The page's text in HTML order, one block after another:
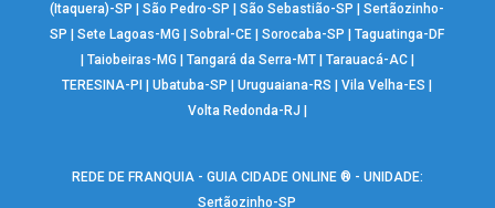
(Itaquera)-SP
|São Pedro-SP |São Sebastião-SP |Sertãozinho-
SP
|Sete Lagoas-MG |Sobral-CE |Sorocaba-SP |Taguatinga-DF
Taiobeiras-MG Tangará da Serra-MT| Tarauacá-AC|
TERESINA-PI
|Ubatuba-SP |Uruguaiana-RS |Vila Velha-ES
Volta Redonda-RJ
REDE DE FRANQUIA - GUIA CIDADE ONLINE ® - UNIDADE:
Sertãozinho-SP